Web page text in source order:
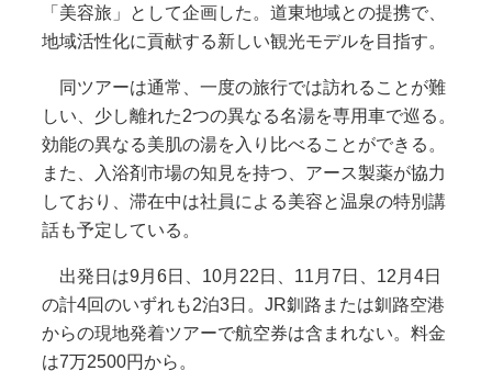
「美容旅」として企画した。道東地域との提携で、
地域活性化に貢献する新しい観光モデルを目指す。
同ツアーは通常、一度の旅行では訪れることが難
しい、少し離れた2つの異なる名湯を専用車で巡る。
効能の異なる美肌の湯を入り比べることができる。
また、入浴剤市場の知見を持つ、アース製薬が協力
しており、滞在中は社員による美容と温泉の特別講
話も予定している。
出発日は9月6日、10月22日、11月7日、12月4日
の計4回のいずれも2泊3日。JR釧路または釧路空港
からの現地発着ツアーで航空券は含まれない。料金
は7万2500円から。